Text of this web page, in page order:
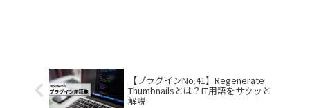
【プラグインNo.41】Regenerate
Thumbnailsとは？IT用語をサクッと
解説